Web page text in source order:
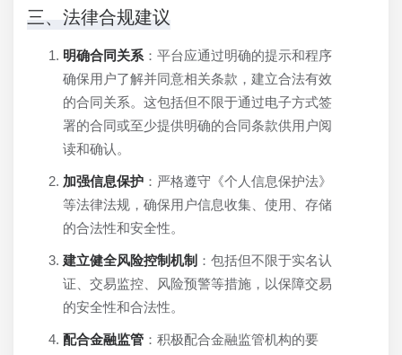
三、法律合规建议
明确合同关系 ：平台应通过明确的提示和程序
确保用户了解并同意相关条款，建立合法有效
的合同关系。这包括但不限于通过电子方式签
署的合同或至少提供明确的合同条款供用户阅
读和确认。
加强信息保护 ：严格遵守《个人信息保护法》
等法律法规，确保用户信息收集、使用、存储
的合法性和安全性。
建立健全风险控制机制 ：包括但不限于实名认
证、交易监控、风险预警等措施，以保障交易
的安全性和合法性。
配合金融监管 ：积极配合金融监管机构的要